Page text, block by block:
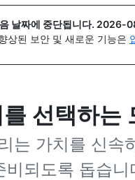
날짜에 중단됩니다. 2026-
상된 보안 및 새로운 기능은
선택하는
는 가치를 신속
되도록 돕습니